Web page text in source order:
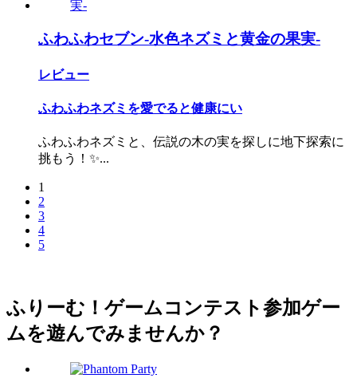
ふわふわセブン-水色ネズミと黄金の果実-
レビュー
ふわふわネズミを愛でると健康にい
ふわふわネズミと、伝説の木の実を探しに地下探索に
挑もう！✨...
1
2
3
4
5
ふりーむ！ゲームコンテスト参加ゲー
ムを遊んでみませんか？